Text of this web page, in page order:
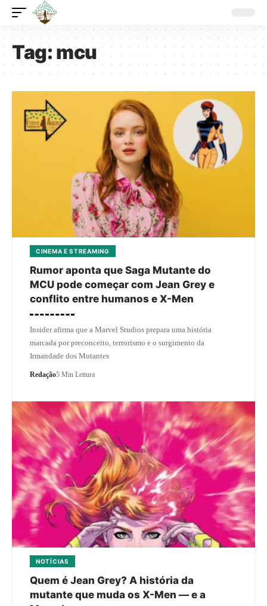
Tag:mcu
CINEMA E STREAMING
Rumor aponta que Saga Mutante do
MCU pode começar com Jean Grey e
conflito entre humanos e X-Men
Insider afirma que a Marvel Studios prepara uma história
marcada por preconceito, terrorismo e o surgimento da
Irmandade dos Mutantes
Redação5 Min Leitura
NOTÍCIAS
Quem é Jean Grey? A história da
mutante que muda os X-Men — e a